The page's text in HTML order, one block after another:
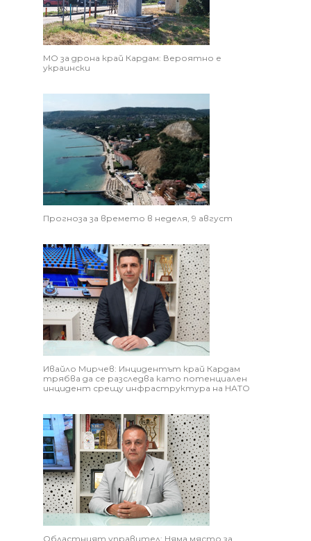
МО за дрона край Кардам: Вероятно е
украински
Прогноза за времето в неделя, 9 август
Ивайло Мирчев: Инцидентът край Кардам
трябва да се разследва като потенциален
инцидент срещу инфраструктура на НАТО
Областният управител: Няма място за